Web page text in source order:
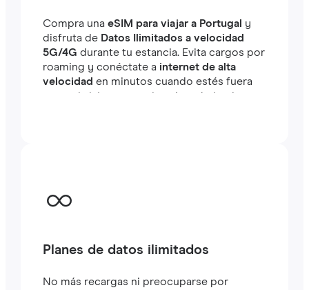
Compra una eSIM para viajar a Portugal y
disfruta de Datos Ilimitados a velocidad
5G/4G durante tu estancia. Evita cargos por
roaming y conéctate a internet de alta
velocidad en minutos cuando estés fuera
tanto si viajas como si estás trabajando.
Planes de datos ilimitados
No más recargas ni preocuparse por